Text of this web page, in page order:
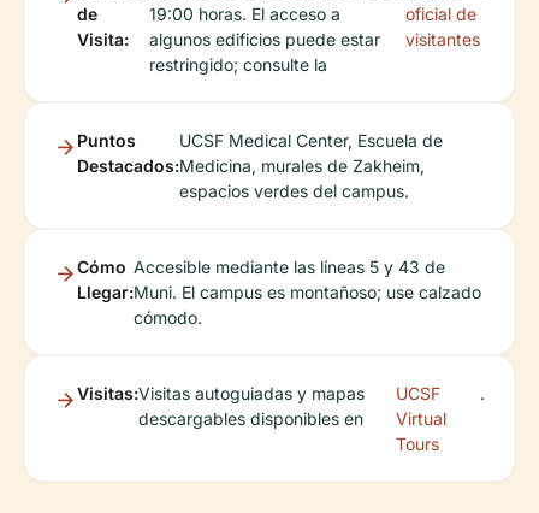
de
Visita:
19:00 horas. El acceso a
algunos edificios puede estar
restringido; consulte la
oficial de
visitantes
Puntos
Destacados:
UCSF Medical Center, Escuela de
Medicina, murales de Zakheim,
espacios verdes del campus.
Cómo
Llegar:
Accesible mediante las líneas 5 y 43 de
Muni. El campus es montañoso; use calzado
cómodo.
Visitas:Visitas autoguiadas y mapas
descargables disponibles en
UCSF
Virtual
Tours
.